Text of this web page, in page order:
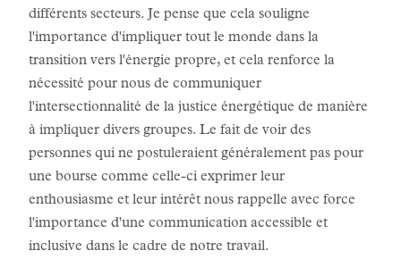
différents secteurs. Je pense que cela souligne
l'importance d'impliquer tout le monde dans la
transition vers l'énergie propre, et cela renforce la
nécessité pour nous de communiquer
l'intersectionnalité de la justice énergétique de manière
à impliquer divers groupes. Le fait de voir des
personnes qui ne postuleraient généralement pas pour
une bourse comme celle-ci exprimer leur
enthousiasme et leur intérêt nous rappelle avec force
l'importance d'une communication accessible et
inclusive dans le cadre de notre travail.